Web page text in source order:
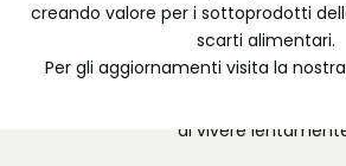
creando valore per i sottoprodotti
scarti alimentari.
Per gli aggiornamenti visita la
La Famiglia
Unisciti alla nostra community
di vivere